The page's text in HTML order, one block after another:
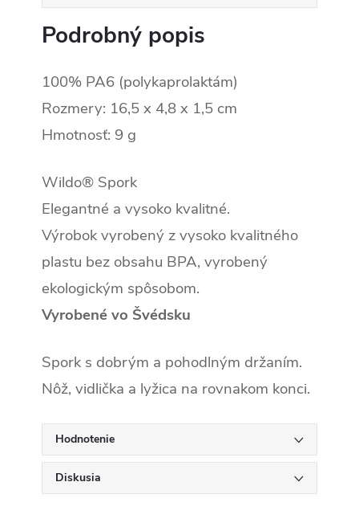
Podrobný popis
100% PA6 (polykaprolaktám)
Rozmery: 16,5 x 4,8 x 1,5 cm
Hmotnosť: 9 g
Wildo® Spork
Elegantné a vysoko kvalitné.
Výrobok vyrobený z vysoko kvalitného
plastu bez obsahu BPA, vyrobený
ekologickým spôsobom.
Vyrobené vo Švédsku
Spork s dobrým a pohodlným držaním.
Nôž, vidlička a lyžica na rovnakom konci.
Hodnotenie
Diskusia